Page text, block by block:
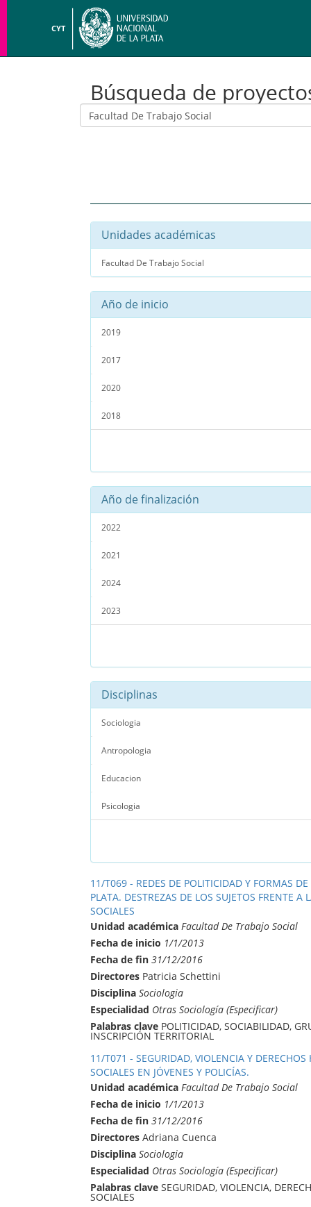
CYT
Búsqueda de
Unidades académicas
Facultad De Trabajo Social
Año de inicio
2019
2017
2020
2018
Año de finalización
2022
2021
2024
2023
Disciplinas
Sociologia
Antropologia
Educacion
Psicologia
11/T069 - REDES DE POLITICIDAD Y FORMAS
PLATA. DESTREZAS DE LOS SUJETOS FRENTE
SOCIALES
Unidad académica Facultad De Trabajo Social
Fecha de inicio 1/1/2013
Fecha de fin 31/12/2016
Directores Patricia Schettini
Disciplina Sociologia
Especialidad Otras Sociología (Especificar)
Palabras clave POLITICIDAD, SOCIABILIDAD,
INSCRIPCIÓN TERRITORIAL
11/T071 - SEGURIDAD, VIOLENCIA Y
SOCIALES EN JÓVENES Y POLICÍAS.
Unidad académica Facultad De Trabajo Social
Fecha de inicio 1/1/2013
Fecha de fin 31/12/2016
Directores Adriana Cuenca
Disciplina Sociologia
Especialidad Otras Sociología (Especificar)
Palabras clave SEGURIDAD, VIOLENCIA,
SOCIALES